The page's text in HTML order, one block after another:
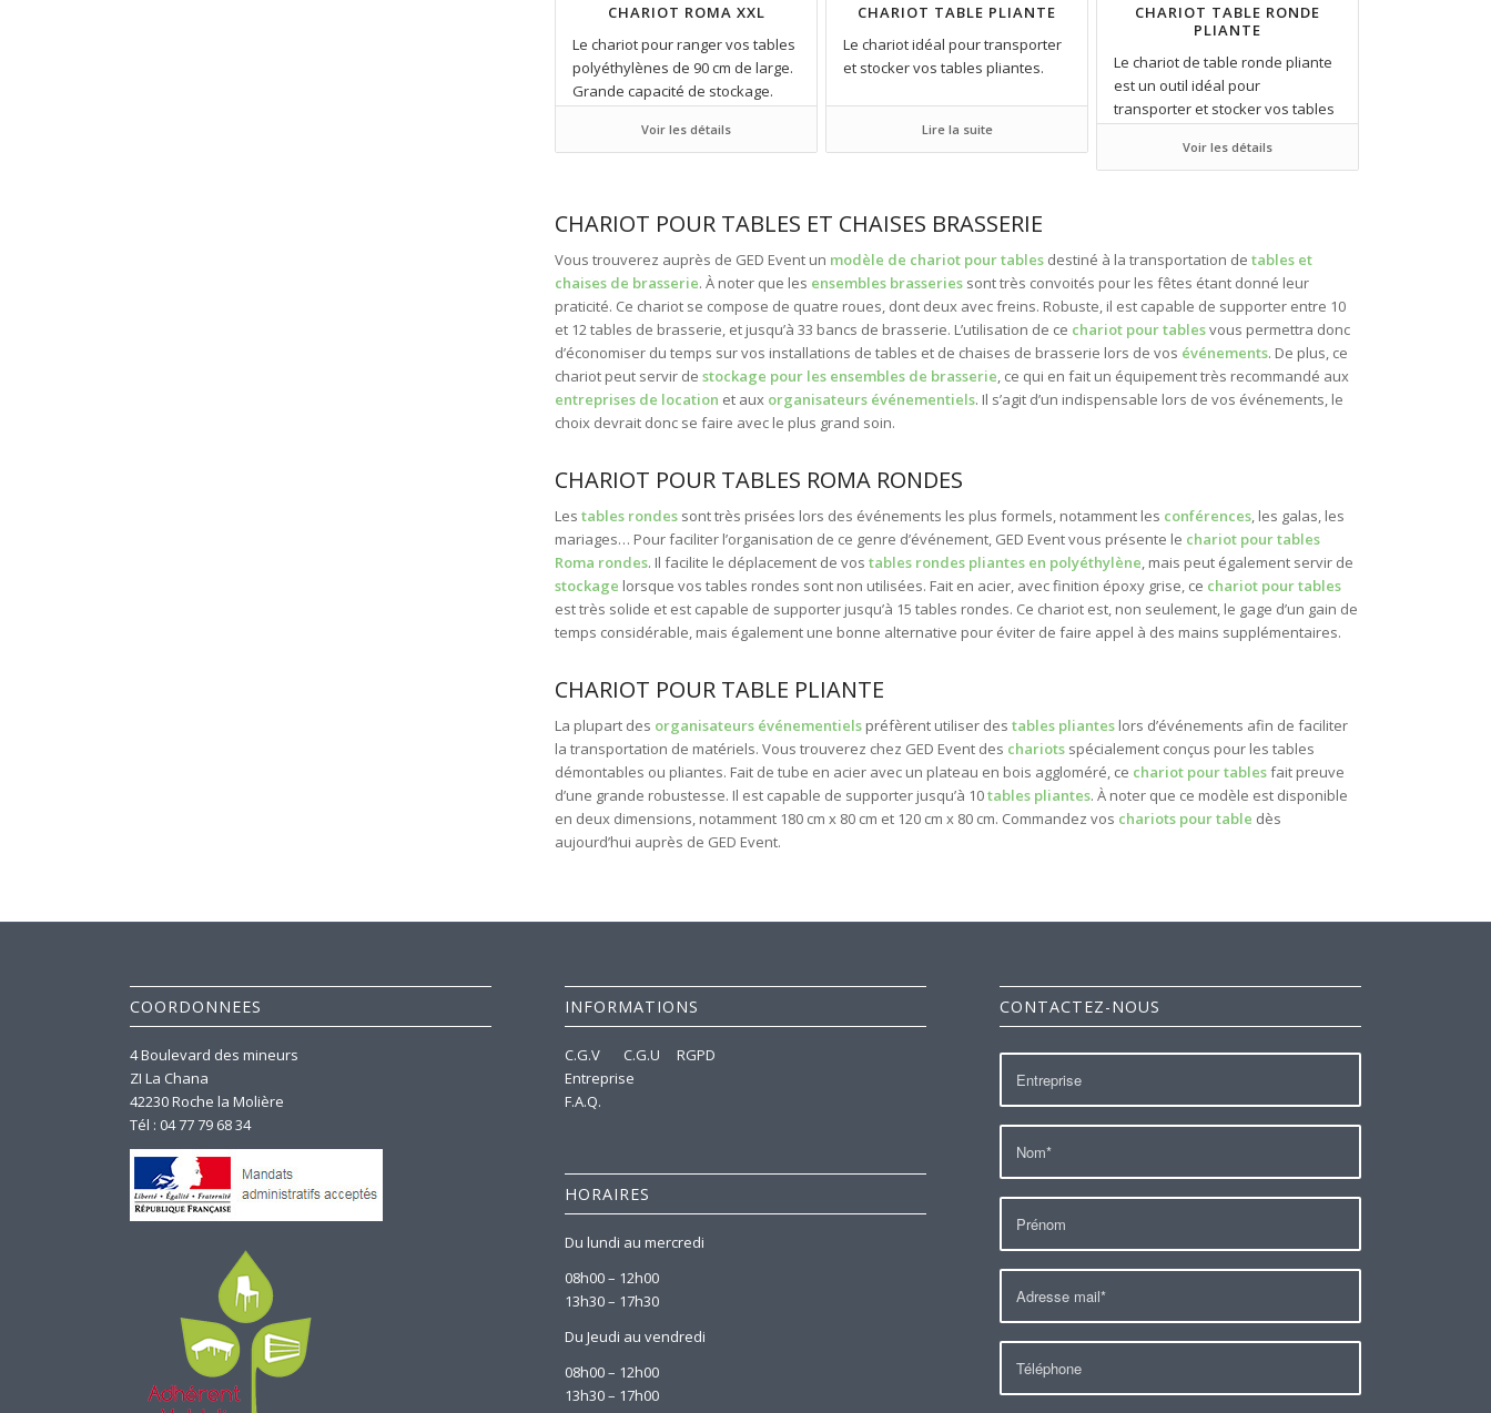
CHARIOT ROMA XXL
Le chariot pour ranger vos tables
polyéthylènes de 90 cm de large.
Grande capacité de stockage.
Voir les détails
CHARIOT TABLE PLIANTE
Le chariot idéal pour transporter
et stocker vos tables pliantes.
Lire la suite
CHARIOT TABLE RONDE
PLIANTE
Le chariot de table ronde pliante
est un outil idéal pour
transporter et stocker vos tables
Voir les détails
CHARIOT POUR TABLES ET CHAISES BRASSERIE
Vous trouverez auprès de GED Event un modèle de chariot pour tables destiné à la transportation de tables et
chaises de brasserie. À noter que les ensembles brasseries sont très convoités pour les fêtes étant donné leur
praticité. Ce chariot se compose de quatre roues, dont deux avec freins. Robuste, il est capable de supporter entre 10
et 12 tables de brasserie, et jusqu’à 33 bancs de brasserie. L’utilisation de ce chariot pour tablesvous permettra donc
d’économiser du temps sur vos installations de tables et de chaises de brasserie lors de vos événements. De plus, ce
chariot peut servir destockage pour les ensembles de brasserie, ce qui en fait un équipement très recommandé aux
entreprises de location et aux organisateurs événementiels. Il s’agit d’un indispensable lors de vos événements, le
choix devrait donc se faire avec le plus grand soin.
CHARIOT POUR TABLES ROMA RONDES
Lestables rondes sont très prisées lors des événements les plus formels, notamment les conférences, les galas, les
mariages… Pour faciliter l’organisation de ce genre d’événement, GED Event vous présente le chariot pour tables
Roma rondes. Il facilite le déplacement de vostables rondes pliantes en polyéthylène, mais peut également servir de
stockage lorsque vos tables rondes sont non utilisées. Fait en acier, avec finition époxy grise, ce chariot pour tables
est très solide et est capable de supporter jusqu’à 15 tables rondes. Ce chariot est, non seulement, le gage d’un gain de
temps considérable, mais également une bonne alternative pour éviter de faire appel à des mains supplémentaires.
CHARIOT POUR TABLE PLIANTE
La plupart des organisateurs événementiels préfèrent utiliser destables pliantes lors d’événements afin de faciliter
la transportation de matériels. Vous trouverez chez GED Event des chariots spécialement conçus pour les tables
démontables ou pliantes. Fait de tube en acier avec un plateau en bois aggloméré, ce chariot pour tablesfait preuve
d’une grande robustesse. Il est capable de supporter jusqu’à 10tables pliantes. À noter que ce modèle est disponible
en deux dimensions, notamment 180 cm x 80 cm et 120 cm x 80 cm. Commandez vos chariots pour table dès
aujourd’hui auprès de GED Event.
COORDONNEES
4 Boulevard des mineurs
ZI La Chana
42230 Roche la Molière
Tél : 04 77 79 68 34
INFORMATIONS
C.G.V C.G.U
RGPD
Entreprise
F.A.Q.
HORAIRES
Du lundi au mercredi
08h00 – 12h00
13h30 – 17h30
Du Jeudi au vendredi
08h00 – 12h00
13h30 – 17h00
CONTACTEZ-NOUS